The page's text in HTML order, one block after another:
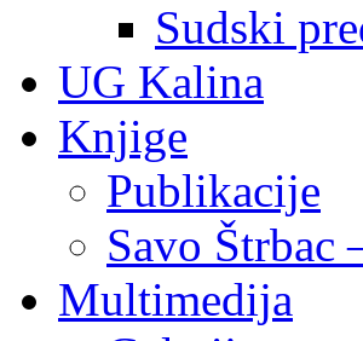
Sudski
UG Kalina
Knjige
Publikacije
Savo Štrbac
Multimedija